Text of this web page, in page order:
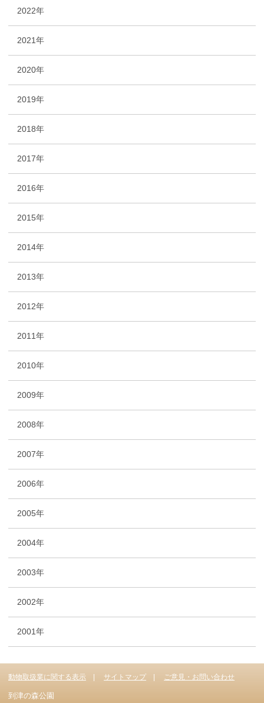
2022年
2021年
2020年
2019年
2018年
2017年
2016年
2015年
2014年
2013年
2012年
2011年
2010年
2009年
2008年
2007年
2006年
2005年
2004年
2003年
2002年
2001年
動物取扱業に関する表示 サイトマップ ご意見・お問い合わせ
到津の森公園